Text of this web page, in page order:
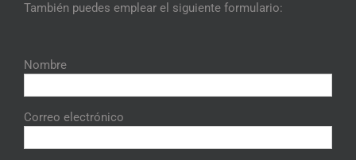
También puedes emplear el siguiente formulario:
Nombre
Correo electrónico